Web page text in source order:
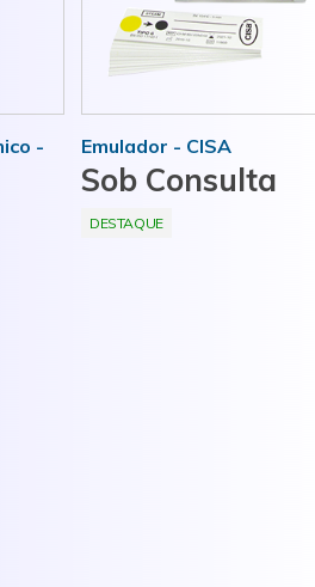
-
Emulador - CISA
Sob Consulta
DESTAQUE